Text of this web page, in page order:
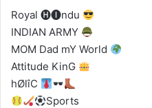
Royal 🅗︎🅘︎ndu
INDIAN ARMY
MOM Dad mY World
Attitude KinG
hØlîC
Sports